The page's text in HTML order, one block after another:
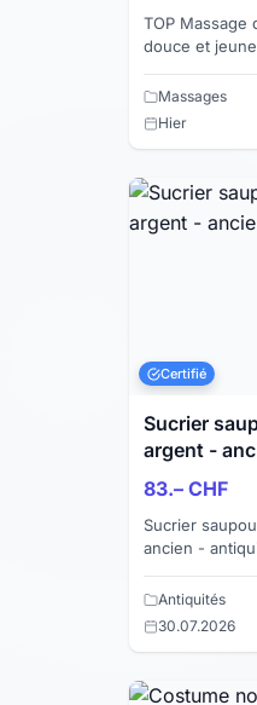
TOP Massage
douce et
vous relaxer...
Massages
Hier
Certifié
Sucrier
argent -
83.– CHF
Sucrier
ancien -
made in Engl...
Antiquités
30.07.2026